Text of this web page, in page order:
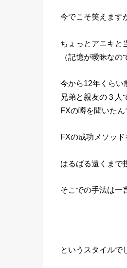
今でこそ笑えます
ちょっとアニキと
（記憶が曖昧なの
今から12年くらい
兄弟と親友の３人
FXの噂を聞いたん
FXの成功メソッ
はるばる遠くまで
そこでの手法は一
というスタイルで